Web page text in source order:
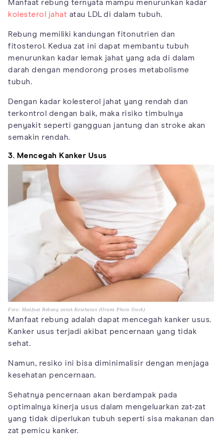
Manfaat rebung ternyata mampu menurunkan kadar
kolesterol jahat atau LDL di dalam tubuh.
Rebung memiliki kandungan fitonutrien dan
fitosterol. Kedua zat ini dapat membantu tubuh
menurunkan kadar lemak jahat yang ada di dalam
darah dengan mendorong proses metabolisme
tubuh.
Dengan kadar kolesterol jahat yang rendah dan
terkontrol dengan baik, maka risiko timbulnya
penyakit seperti gangguan jantung dan stroke akan
semakin rendah.
3. Mencegah Kanker Usus
Foto: Manfaat Rebung untuk Kesehatan (Orami Photo Stock)
Manfaat rebung adalah dapat mencegah kanker usus.
Kanker usus terjadi akibat pencernaan yang tidak
sehat.
Namun, resiko ini bisa diminimalisir dengan menjaga
kesehatan pencernaan.
Sehatnya pencernaan akan berdampak pada
optimalnya kinerja usus dalam mengeluarkan zat-zat
yang tidak diperlukan tubuh seperti sisa makanan dan
zat pemicu kanker.